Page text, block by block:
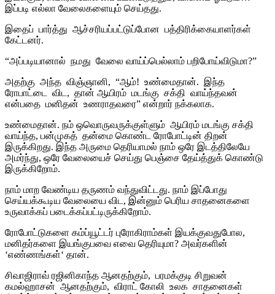
இப்படி எல்லா வேலைகளையும் செய்தது.
இதைப் பார்த்து ஆச்சரியப்பட்டுப்போன பத்திரிக்கையாளர்கள்
கேட்டனர்.
“அப்படியானால் நமது வேலை வாய்ப்பெல்லாம் பறிபோய்விடுமா?”
அதற்கு அந்த விஞ்ஞானி, “ஆம்! உண்மைதான். இந்த
ரோபாட்டை
விட , தான் ஆயிரம் மடங்கு சக்தி வாய்ந்தவன்
என்பதை மனிதன் உணராதவரை” என்றார் நக்கலாக.
உண்மைதான். நம் ஒவொருவருக்குள்ளும் ஆயிரம் மடங்கு சக்தி
வாய்ந்த, பன்முகத் தன்மை கொண்ட ரோபோட்டின் திறன்
இருக்கிறது. இந்த அருமை தெரியாமல் நாம் ஒரே இடத்திலேயே
அமர்ந்து, ஒரே வேலையைச் செய்து பெஞ்சை தேய்த்துக் கொண்டு
இருக்கிறோம்.
நாம் மாற வேண்டிய தருணம் வந்துவிட்டது. நாம் இப்போது
செய்யக்கூடிய வேலையை விட , இன்னும் பெரிய சாதனைகளை
உருவாக்கப் படைக்கப்பட்டிருக்கிறோம்.
ரோபோட்டுகளை கம்ப்யூட்டர் புரோகிராம்கள் இயக்குவதுபோல,
மனிதர்களை இயங்குபவை எவை தெரியுமா? அவர்களின்
‘எண்ணங்கள்‘ தான்.
சிவாஜிராவ் ரஜினிகாந்த ஆனதற்கும், பரமக்குடி சிறுவன்
கமல்ஹாசன் ஆனதற்கும், விராட் கோலி உலக சாதனைகள்